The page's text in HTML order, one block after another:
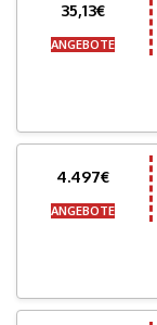
35,13€
ANGEBOTE
4.497€
ANGEBOTE